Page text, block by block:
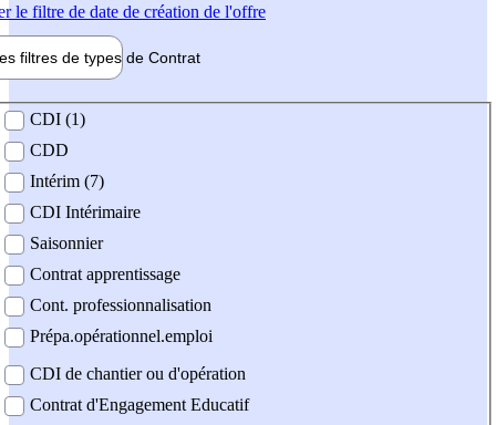
le filtre de date de création de l'offre
filtres de types de Contrat
contrat
CDI (1)
CDD
Intérim (7)
CDI Intérimaire
Saisonnier
Contrat apprentissage
Cont. professionnalisation
Prépa.opérationnel.emploi
CDI de chantier ou d'opération
Contrat d'Engagement Educatif